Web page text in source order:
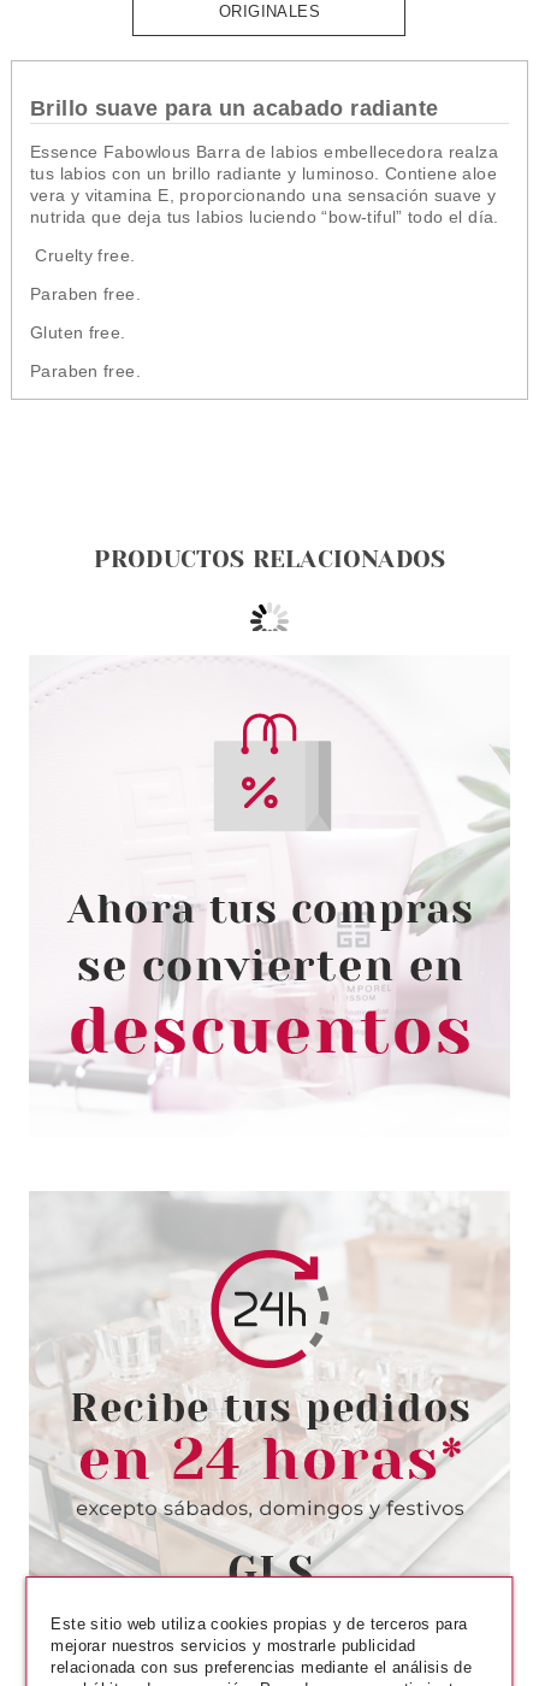
ORIGINALES
Brillo suave para un acabado radiante
Essence Fabowlous Barra de labios embellecedora realza
tus labios con un brillo radiante y luminoso. Contiene aloe
vera y vitamina E, proporcionando una sensación suave y
nutrida que deja tus labios luciendo “bow-tiful” todo el día.
Cruelty free.
Paraben free.
Gluten free.
Paraben free.
PRODUCTOS RELACIONADOS
ESSENCE
ESSENCE LIP CARE BOOSTER
EXFOLIANTE LABIAL 11 G
Pvr 2.99€
-29%
desde
2.11€
ESSENCE
ESSENCE JUICY BOMB
BÁLSAMO DE LABIOS 06
BEFORE YOU COCO
Pvr 2.99€
-14%
desde
2.58€
Este sitio web utiliza cookies propias y de terceros para
mejorar nuestros servicios y mostrarle publicidad
relacionada con sus preferencias mediante el análisis de